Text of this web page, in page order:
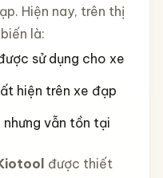
Hiện nay, trên thị
là:
sử dụng cho xe
hiện trên xe đạp
nhưng vẫn tồn tại
được thiết